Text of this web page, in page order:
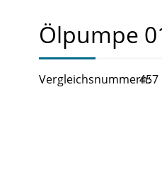
Ölpumpe
Vergleichsnummern:
457